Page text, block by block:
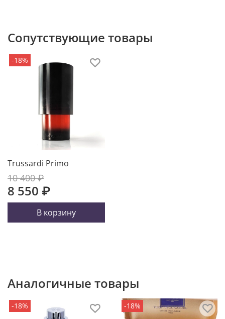
Сопутствующие товары
-18%
Trussardi Primo
10 400 ₽
8 550 ₽
В корзину
Аналогичные товары
-18% -18%